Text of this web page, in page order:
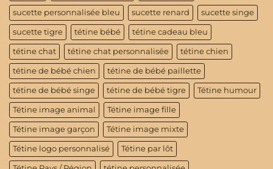
sucette personnalisée bleu sucette renard sucette singe
sucette tigre tétine bébé tétine cadeau bleu
tétine chat tétine chat personnalisée tétine chien
tétine de bébé chien tétine de bébé paillette
tétine de bébé singe tétine de bébé tigre Tétine humour
Tétine image animal Tétine image fille
Tétine image garçon Tétine image mixte
Tétine logo personnalisé Tétine par lôt